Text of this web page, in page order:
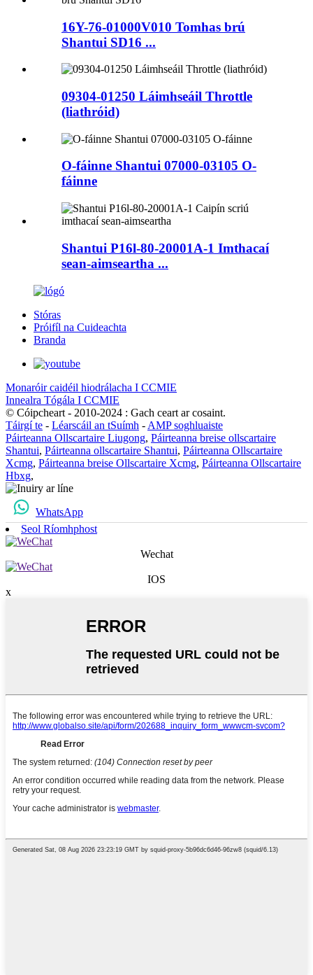
16Y-76-01000V010 Tomhas brú
Shantui SD16 ...
09304-01250 Láimhseáil Throttle
(liathróid)
O-fáinne Shantui 07000-03105 O-
fáinne
Shantui P16l-80-20001A-1 Imthacaí
sean-aimseartha ...
Stóras
Próifíl na Cuideachta
Branda
Monaróir caidéil hiodrálacha I CCMIE
Innealra Tógála I CCMIE
© Cóipcheart - 2010-2024 : Gach ceart ar cosaint.
Táirgí te - Léarscáil an tSuímh - AMP soghluaiste
Páirteanna Ollscartaire Liugong, Páirteanna breise ollscartaire
Shantui, Páirteanna ollscartaire Shantui, Páirteanna Ollscartaire
Xcmg, Páirteanna breise Ollscartaire Xcmg, Páirteanna Ollscartaire
Hbxg,
WhatsApp
Seol Ríomhphost
Wechat
IOS
x